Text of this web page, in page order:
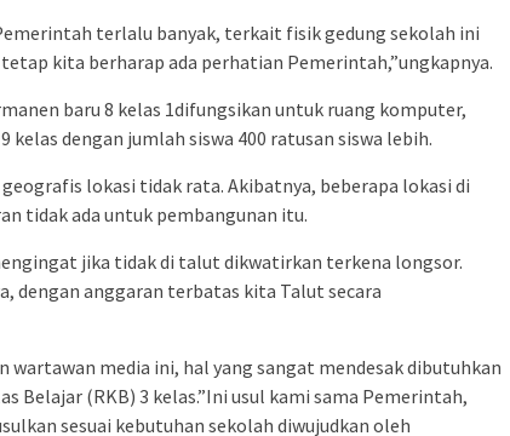
terlalu banyak, terkait fisik gedung sekolah ini
kita berharap ada perhatian Pemerintah,”ungkapnya.
baru 8 kelas 1difungsikan untuk ruang komputer,
kelas dengan jumlah siswa 400 ratusan siswa lebih.
lokasi tidak rata. Akibatnya, beberapa lokasi di
tidak ada untuk pembangunan itu.
jika tidak di talut dikwatirkan terkena longsor.
dengan anggaran terbatas kita Talut secara
wartawan media ini, hal yang sangat mendesak dibutuhkan
Belajar (RKB) 3 kelas.”Ini usul kami sama Pemerintah,
sesuai kebutuhan sekolah diwujudkan oleh